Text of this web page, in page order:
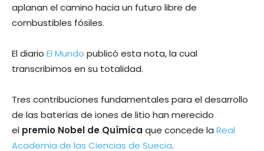
aplanan el camino hacia un futuro libre de
combustibles fósiles.
El diario El Mundo publicó esta nota, la cual
transcribimos en su totalidad.
Tres contribuciones fundamentales para el desarrollo
de las baterías de iones de litio han merecido
el premio Nobel de Química que concede la Real
Academia de las Ciencias de Suecia.